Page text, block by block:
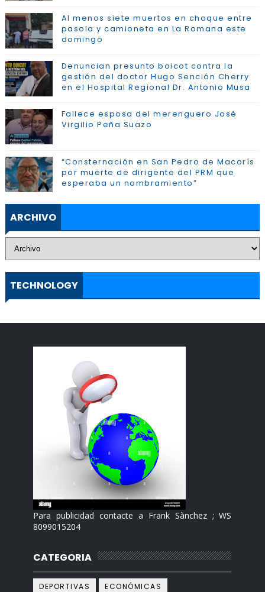
Al menos siete muertos en choque entre
pasola y camioneta en La Romana este
domingo
Denuncian presunto boicot contra la
gestión del doctor Hugo Sención Cherry
en el Hospital Regional Dr. Antonio Musa
Fallece esposa del merenguero José
Virgilio Peña Suazo
“Consternación en San Pedro de Macorís
por muerte de dirigente del PRM que
esperaba un nombramiento”
ARCHIVO
TECHNOLOGY
Para publicidad contacte a Frank Sànchez ; WS
8099015204
CATEGORIA
DEPORTIVAS
ECONÓMICAS